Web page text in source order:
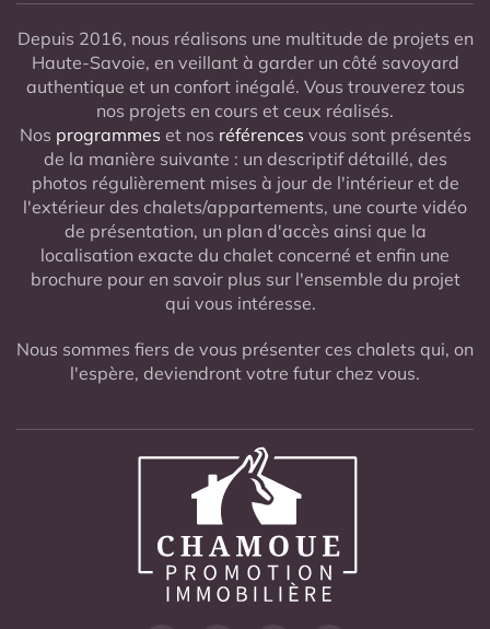
Depuis 2016, nous réalisons une multitude de projets en
Haute-Savoie, en veillant à garder un côté savoyard
authentique et un confort inégalé. Vous trouverez tous
nos projets en cours et ceux réalisés.
Nos programmes et nos références vous sont présentés
de la manière suivante : un descriptif détaillé, des
photos régulièrement mises à jour de l'intérieur et de
l'extérieur des chalets/appartements, une courte vidéo
de présentation, un plan d'accès ainsi que la
localisation exacte du chalet concerné et enfin une
brochure pour en savoir plus sur l'ensemble du projet
qui vous intéresse.
Nous sommes fiers de vous présenter ces chalets qui, on
l'espère, deviendront votre futur chez vous.